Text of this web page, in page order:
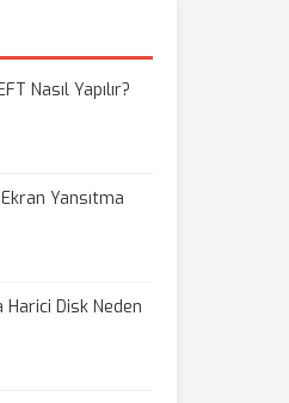
Nasıl Yapılır?
Yansıtma
Disk Neden